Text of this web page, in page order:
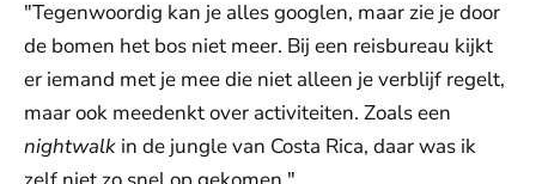
"Tegenwoordig kan je alles googlen, maar zie je door
de bomen het bos niet meer. Bij een reisbureau kijkt
er iemand met je mee die niet alleen je verblijf regelt,
maar ook meedenkt over activiteiten. Zoals een
nightwalk in de jungle van Costa Rica, daar was ik